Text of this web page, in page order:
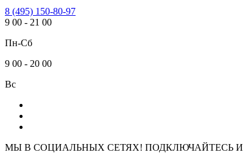
8 (495) 150-80-97
9 00 - 21 00
Пн-Сб
9 00 - 20 00
Вс
МЫ В СОЦИАЛЬНЫХ СЕТЯХ! ПОДКЛЮЧАЙТЕСЬ И